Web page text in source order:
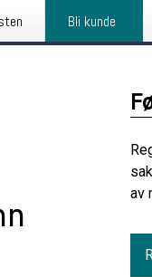
Bli kunde
av